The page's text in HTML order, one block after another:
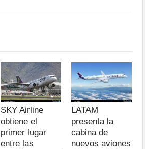
SKY Airline
obtiene el
primer lugar
entre las
LATAM
presenta la
cabina de
nuevos aviones